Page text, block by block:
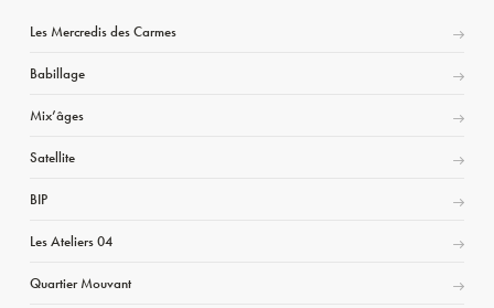
Les Mercredis des Carmes
Babillage
Mix’âges
Satellite
BIP
Les Ateliers 04
Quartier Mouvant